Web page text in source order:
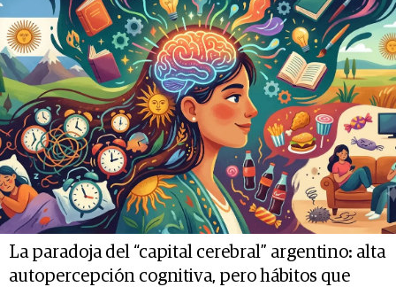
La paradoja del “capital cerebral” argentino: alta
autopercepción cognitiva, pero hábitos que